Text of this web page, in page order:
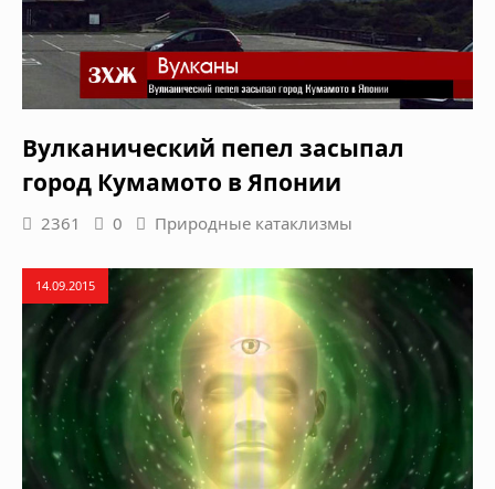
Вулканический пепел засыпал
город Кумамото в Японии
2361 0 Природные катаклизмы
14.09.2015